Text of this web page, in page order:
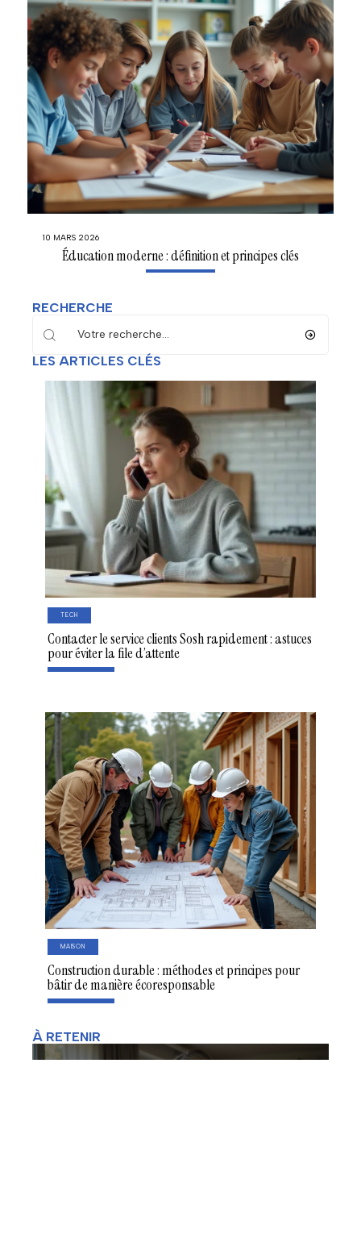
10 MARS 2026
Éducation moderne : définition et principes clés
RECHERCHE
LES ARTICLES CLÉS
TECH
Contacter le service clients Sosh rapidement : astuces
pour éviter la file d’attente
MAISON
Construction durable : méthodes et principes pour
bâtir de manière écoresponsable
À RETENIR